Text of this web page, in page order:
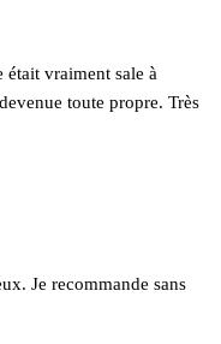
était vraiment sale à
toute propre. Très
Je recommande sans